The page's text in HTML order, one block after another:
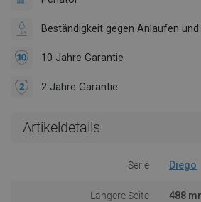
Beständigkeit gegen Anlaufen
10 Jahre Garantie
2 Jahre Garantie
Artikeldetails
Serie Diego
Längere Seite 488